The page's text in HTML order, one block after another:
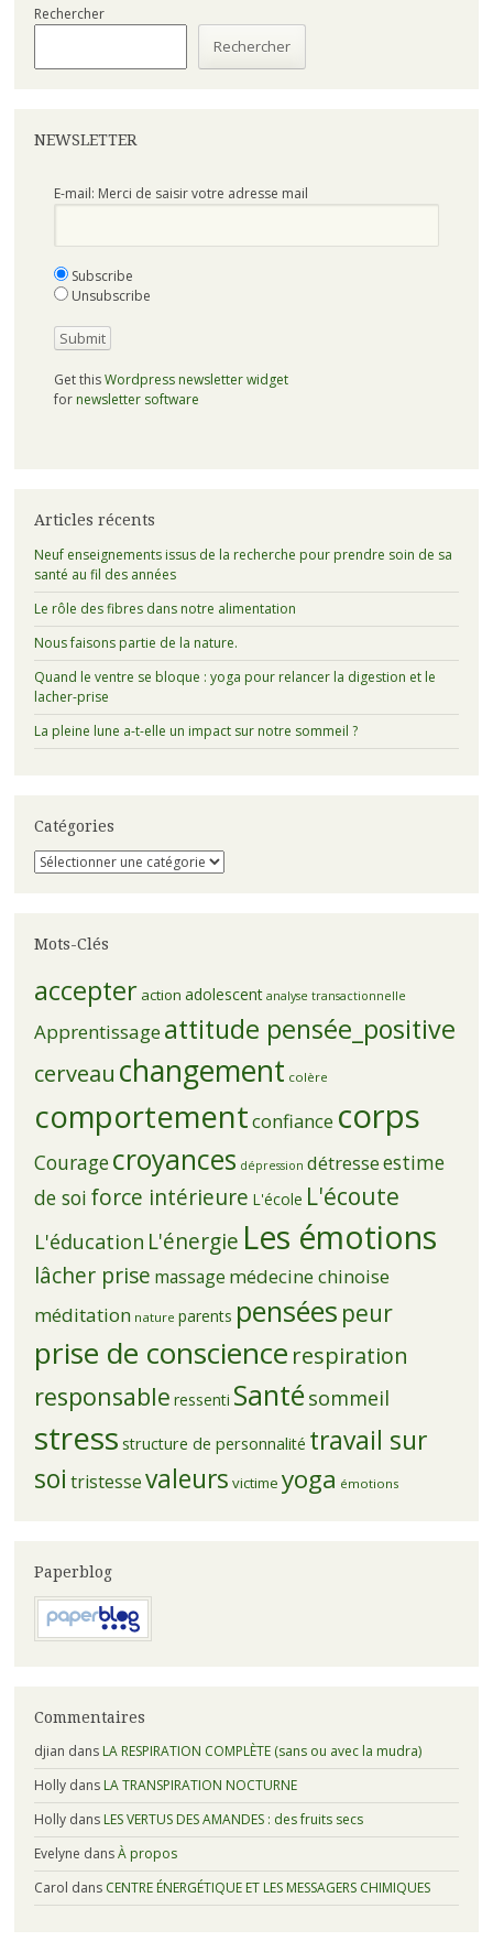
Rechercher
Rechercher
NEWSLETTER
E-mail: Merci de saisir votre adresse mail
Subscribe
Unsubscribe
Get thisWordpress newsletter widget
for newsletter software
Articles récents
Neuf enseignements issus de la recherche pour prendre soin de sa
santé au fil des années
Le rôle des fibres dans notre alimentation
Nous faisons partie de la nature.
Quand le ventre se bloque : yoga pour relancer la digestion et le
lacher-prise
La pleine lune a-t-elle un impact sur notre sommeil ?
Catégories
Catégories
Mots-Clés
accepter action adolescent analyse transactionnelle
Apprentissage attitude pensée_positive
cerveau changement colère
comportementconfiance corps
Couragecroyances dépression détresseestime
de soi force intérieure L'école L'écoute
L'éducation L'énergie Les émotions
lâcher prise massage médecine chinoise
méditation nature parents pensées peur
prise de conscience respiration
responsable ressenti Santésommeil
stress structure de personnalité travail sur
soi tristessevaleurs victime yoga émotions
Paperblog
Commentaires
djian dans LA RESPIRATION COMPLÈTE (sans ou avec la mudra)
Hollydans LA TRANSPIRATION NOCTURNE
Hollydans LES VERTUS DES AMANDES : des fruits secs
Evelyne dansÀ propos
Carol dans CENTRE ÉNERGÉTIQUE ET LES MESSAGERS CHIMIQUES